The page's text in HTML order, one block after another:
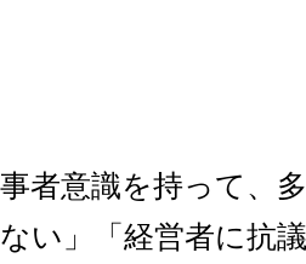
者意識を持って、
い」「経営者に抗